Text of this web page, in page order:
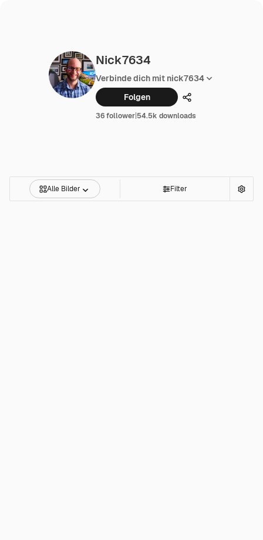
Nick7634
Verbinde dich mit nick7634
Folgen
Teilen
36 follower|54.5k downloads
Alle Bilder Filter